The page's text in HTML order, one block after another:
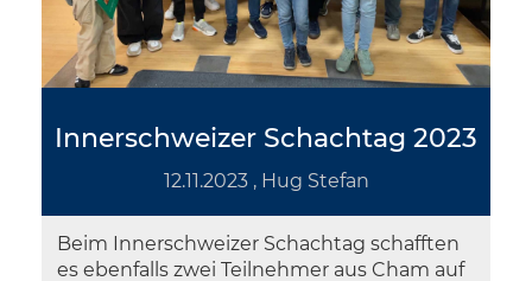
Innerschweizer Schachtag 2023
12.11.2023, Hug Stefan
Beim Innerschweizer Schachtag schafften
es ebenfalls zwei Teilnehmer aus Cham auf